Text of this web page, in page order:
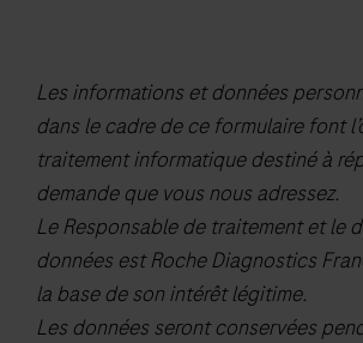
Les informations et données
dans le cadre de ce formulaire font
traitement informatique destiné à
demande que vous nous adressez.
Le Responsable de traitement et le
données est Roche Diagnostics
la base de son intérêt légitime.
Les données seront conservées